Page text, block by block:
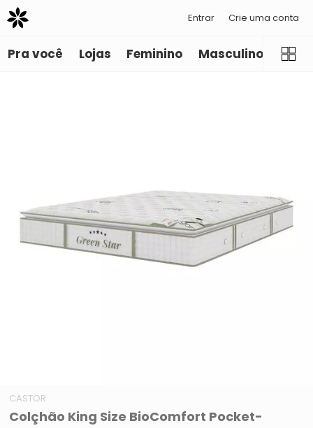
Entrar Crie uma conta
Pra você Lojas Feminino Masculino
CASTOR
Colçhão King Size BioComfort Pocket-